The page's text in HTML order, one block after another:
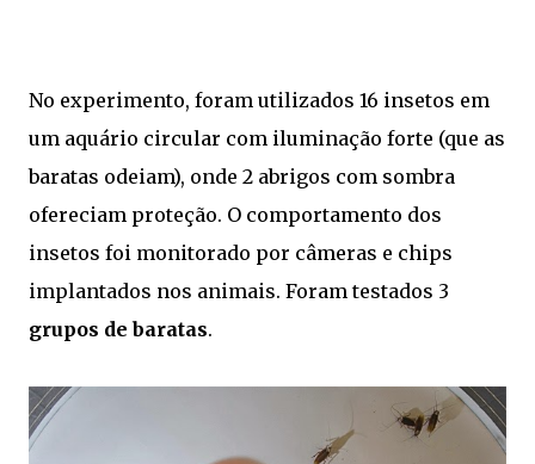
No experimento, foram utilizados 16 insetos em
um aquário circular com iluminação forte (que as
baratas odeiam), onde 2 abrigos com sombra
ofereciam proteção. O comportamento dos
insetos foi monitorado por câmeras e chips
implantados nos animais. Foram testados 3
grupos de baratas.